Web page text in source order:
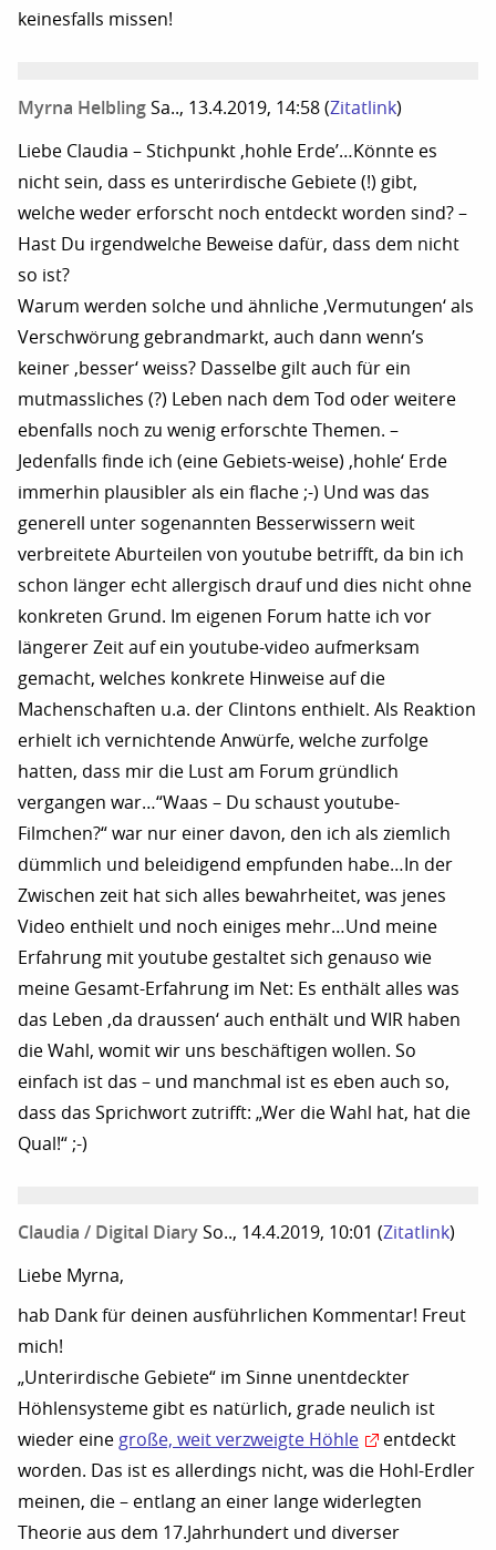
keinesfalls missen!
Myrna Helbling Sa.., 13.4.2019, 14:58 (Zitatlink)
Liebe Claudia – Stichpunkt ‚hohle Erde’…Könnte es
nicht sein, dass es unterirdische Gebiete (!) gibt,
welche weder erforscht noch entdeckt worden sind? –
Hast Du irgendwelche Beweise dafür, dass dem nicht
so ist?
Warum werden solche und ähnliche ‚Vermutungen‘ als
Verschwörung gebrandmarkt, auch dann wenn’s
keiner ‚besser‘ weiss? Dasselbe gilt auch für ein
mutmassliches (?) Leben nach dem Tod oder weitere
ebenfalls noch zu wenig erforschte Themen. –
Jedenfalls finde ich (eine Gebiets-weise) ‚hohle‘ Erde
immerhin plausibler als ein flache ;-) Und was das
generell unter sogenannten Besserwissern weit
verbreitete Aburteilen von youtube betrifft, da bin ich
schon länger echt allergisch drauf und dies nicht ohne
konkreten Grund. Im eigenen Forum hatte ich vor
längerer Zeit auf ein youtube-video aufmerksam
gemacht, welches konkrete Hinweise auf die
Machenschaften u.a. der Clintons enthielt. Als Reaktion
erhielt ich vernichtende Anwürfe, welche zurfolge
hatten, dass mir die Lust am Forum gründlich
vergangen war…“Waas – Du schaust youtube-
Filmchen?“ war nur einer davon, den ich als ziemlich
dümmlich und beleidigend empfunden habe…In der
Zwischen zeit hat sich alles bewahrheitet, was jenes
Video enthielt und noch einiges mehr…Und meine
Erfahrung mit youtube gestaltet sich genauso wie
meine Gesamt-Erfahrung im Net: Es enthält alles was
das Leben ‚da draussen‘ auch enthält und WIR haben
die Wahl, womit wir uns beschäftigen wollen. So
einfach ist das – und manchmal ist es eben auch so,
dass das Sprichwort zutrifft: „Wer die Wahl hat, hat die
Qual!“ ;-)
Claudia / Digital Diary So.., 14.4.2019, 10:01 (Zitatlink)
Liebe Myrna,
hab Dank für deinen ausführlichen Kommentar! Freut
mich!
„Unterirdische Gebiete“ im Sinne unentdeckter
Höhlensysteme gibt es natürlich, grade neulich ist
wieder eine große, weit verzweigte Höhle
entdeckt
worden. Das ist es allerdings nicht, was die Hohl-Erdler
meinen, die – entlang an einer lange widerlegten
Theorie aus dem 17.Jahrhundert und diverser